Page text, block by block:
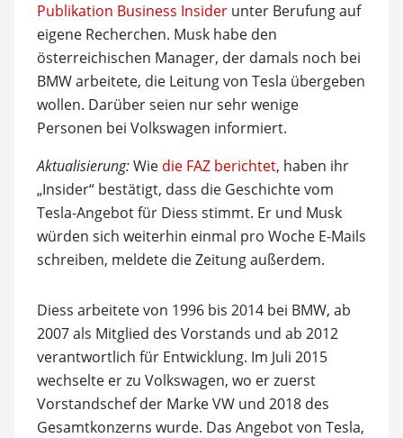
Publikation Business Insiderunter Berufung auf
eigene Recherchen. Musk habe den
österreichischen Manager, der damals noch bei
BMW arbeitete, die Leitung von Tesla übergeben
wollen. Darüber seien nur sehr wenige
Personen bei Volkswagen informiert.
Aktualisierung:Wie die FAZ berichtet, haben ihr
„Insider“ bestätigt, dass die Geschichte vom
Tesla-Angebot für Diess stimmt. Er und Musk
würden sich weiterhin einmal pro Woche E-Mails
schreiben, meldete die Zeitung außerdem.
Diess arbeitete von 1996 bis 2014 bei BMW, ab
2007 als Mitglied des Vorstands und ab 2012
verantwortlich für Entwicklung. Im Juli 2015
wechselte er zu Volkswagen, wo er zuerst
Vorstandschef der Marke VW und 2018 des
Gesamtkonzerns wurde. Das Angebot von Tesla,